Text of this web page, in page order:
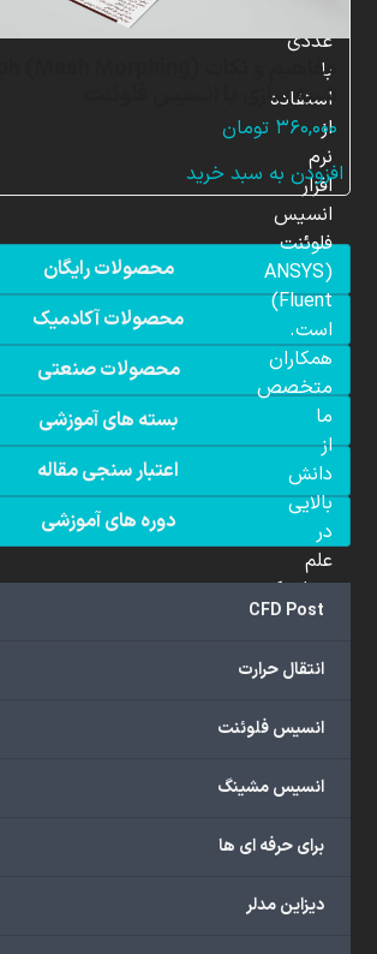
شبیه سازی با انسیس فلوئنت
۳۶۰,۰۰۰ تومان
افزودن به سبد خرید
محصولات رایگان
محصولات آکادمیک
محصولات صنعتی
بسته های آموزشی
اعتبار سنجی مقاله
دوره های آموزشی
CFD Post
انتقال حرارت
انسیس فلوئنت
انسیس مشینگ
برای حرفه ای ها
دیزاین مدلر
عددی
با
استفاده
از
نرم
افزار
انسیس
فلوئنت
(ANSYS
Fluent)
است.
همکاران
متخصص
ما
از
دانش
بالایی
در
علم
دینامیک
سیالات
(CFD)
هستند.
ما
گسترده‌ای
با